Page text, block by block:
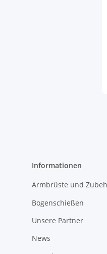
Informationen
Armbrüste und
Bogenschießen
Unsere Partner
News